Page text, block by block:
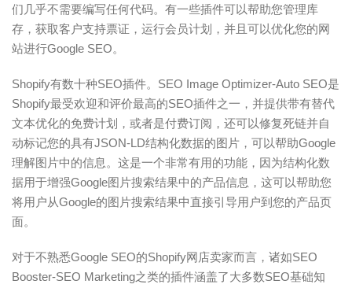
们几乎不需要编写任何代码。有一些插件可以帮助您管理库
存，获取客户支持票证，运行会员计划，并且可以优化您的网
站进行Google SEO。
Shopify有数十种SEO插件。SEO Image Optimizer-Auto SEO是
Shopify最受欢迎和评价最高的SEO插件之一，并提供带有替代
文本优化的免费计划，或者是付费订阅，还可以修复死链并自
动标记您的具有JSON-LD结构化数据的图片，可以帮助Google
理解图片中的信息。这是一个非常有用的功能，因为结构化数
据用于增强Google图片搜索结果中的产品信息，这可以帮助您
将用户从Google的图片搜索结果中直接引导用户到您的产品页
面。
对于不熟悉Google SEO的Shopify网店卖家而言，诸如SEO
Booster-SEO Marketing之类的插件涵盖了大多数SEO基础知